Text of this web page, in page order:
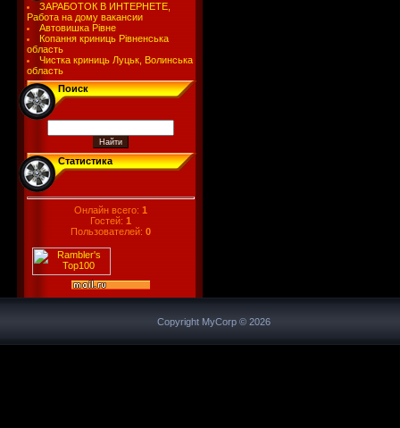
ЗАРАБОТОК В ИНТЕРНЕТЕ,
Работа на дому вакансии
Автовишка Рівне
Копання криниць Рівненська
область
Чистка криниць Луцьк, Волинська
область
Поиск
Статистика
Онлайн всего: 1
Гостей: 1
Пользователей: 0
Copyright MyCorp © 2026